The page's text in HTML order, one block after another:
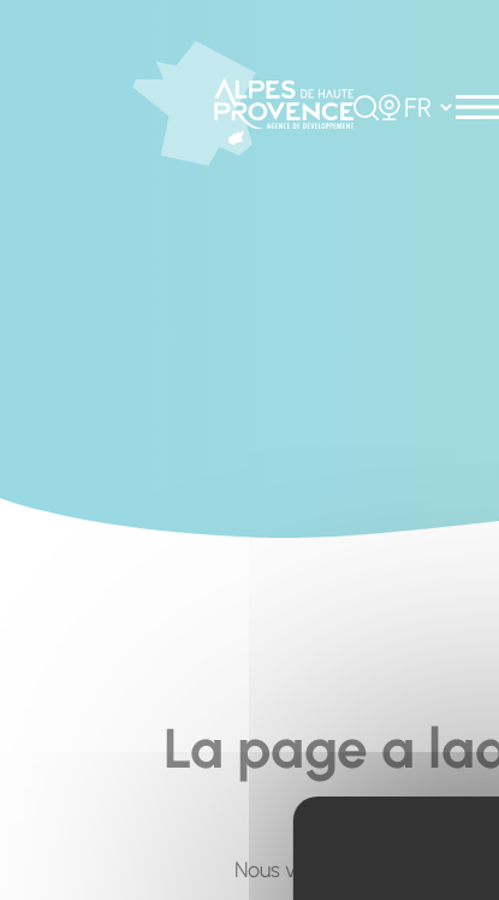
Choisir la langue
La page a
Nous vous invitons à